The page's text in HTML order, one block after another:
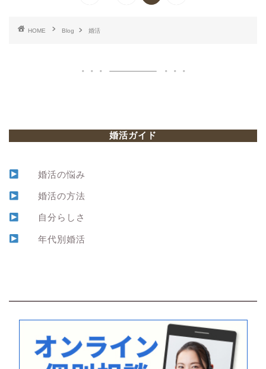
HOME Blog 婚活
婚活ガイド
婚活の悩み
婚活の方法
自分らしさ
年代別婚活